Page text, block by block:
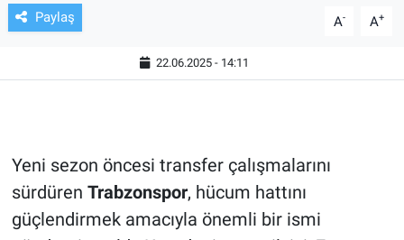
Paylaş A- A+
22.06.2025 - 14:11
Yeni sezon öncesi transfer çalışmalarını
sürdüren Trabzonspor, hücum hattını
güçlendirmek amacıyla önemli bir ismi
EKONOMİ
EĞİTİM
HABERDE İNSAN
POLİTİKA